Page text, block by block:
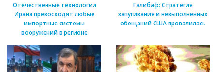
Отечественные технологии
Ирана превосходят любые
импортные системы
вооружений в регионе
Галибаф: Стратегия
запугивания и невыполненных
обещаний США провалилась